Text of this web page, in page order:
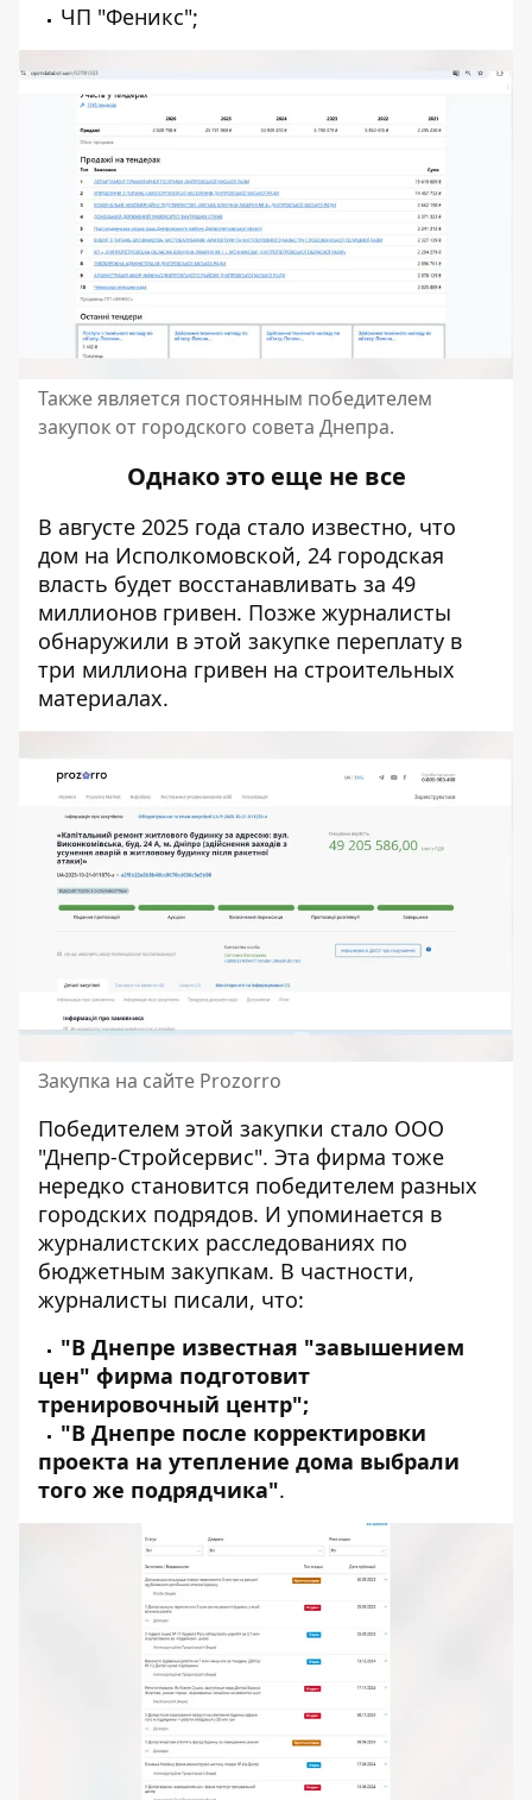
ЧП "Феникс";
Также является постоянным победителем
закупок от городского совета Днепра.
Однако это еще не все
В августе 2025 года стало известно, что
дом на Исполкомовской, 24 городская
власть будет восстанавливать за 49
миллионов гривен. Позже журналисты
обнаружили в этой закупке переплату в
три миллиона гривен на строительных
материалах.
Закупка на сайте Prozorro
Победителем этой закупки стало ООО
"Днепр-Стройсервис". Эта фирма тоже
нередко становится победителем разных
городских подрядов. И упоминается в
журналистских расследованиях по
бюджетным закупкам. В частности,
журналисты писали, что:
"В Днепре известная "завышением
цен" фирма подготовит
тренировочный центр";
"В Днепре после корректировки
проекта на утепление дома выбрали
того же подрядчика".